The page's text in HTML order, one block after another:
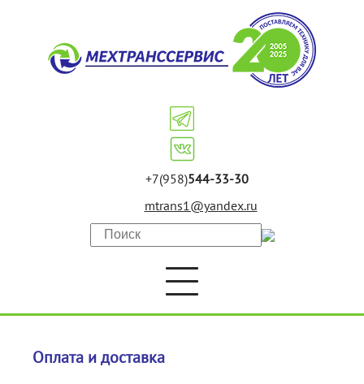
+7(958)544-33-30
mtrans1@yandex.ru
Оплата и доставка